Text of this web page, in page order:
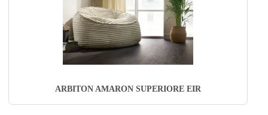
ARBITON AMARON SUPERIORE EIR